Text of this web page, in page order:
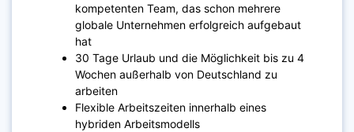
kompetenten Team, das schon mehrere
globale Unternehmen erfolgreich aufgebaut
hat
30 Tage Urlaub und die Möglichkeit bis zu 4
Wochen außerhalb von Deutschland zu
arbeiten
Flexible Arbeitszeiten innerhalb eines
hybriden Arbeitsmodells